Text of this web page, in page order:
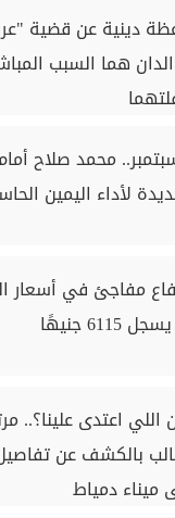
دينية عن قضية
هما السبب
سبتمبر.. محمد صلاح
لأداء اليمين
مفاجئ في أسعار
اللي اعتدى علينا؟..
بالكشف عن
ميناء دمياط